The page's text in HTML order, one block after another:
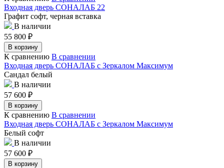
Входная дверь СОНАЛАБ 22
Графит софт, черная вставка
В наличии
55 800 ₽
В корзину
К сравнению В сравнении
Входная дверь СОНАЛАБ с Зеркалом Максимум
Сандал белый
В наличии
57 600 ₽
В корзину
К сравнению В сравнении
Входная дверь СОНАЛАБ с Зеркалом Максимум
Белый софт
В наличии
57 600 ₽
В корзину